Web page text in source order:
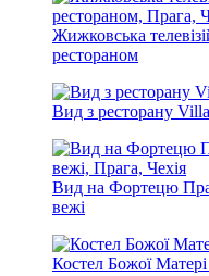
Жижковська
рестораном
Вид з ресторану
Вид на Фортецю
вежі
Костел Божої